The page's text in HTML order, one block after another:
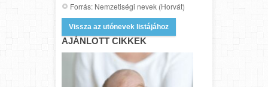
Forrás: Nemzetiségi nevek (Horvát)
Vissza az utónevek listájához
AJÁNLOTT CIKKEK